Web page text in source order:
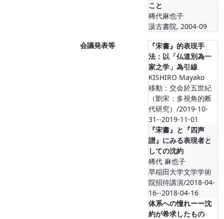
こと
稀代麻也子
汲古書院, 2004-09
会議発表等
『宋書』的表現手
法：以「仏道別為一
家之学」為引線
KISHIRO Mayako
移動：交会於五世紀
（劉宋：多視角的断
代研究）/2019-10-
31--2019-11-01
『宋書』と『四声
譜』にみる表現者と
しての沈約
稀代 麻也子
早稲田大学文学学術
院招待講演/2018-04-
16--2018-04-16
体系への憧れーー沈
約が希求したもの